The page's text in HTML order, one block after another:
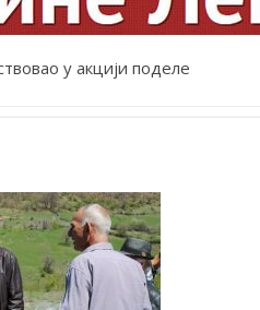
у акцији поделе